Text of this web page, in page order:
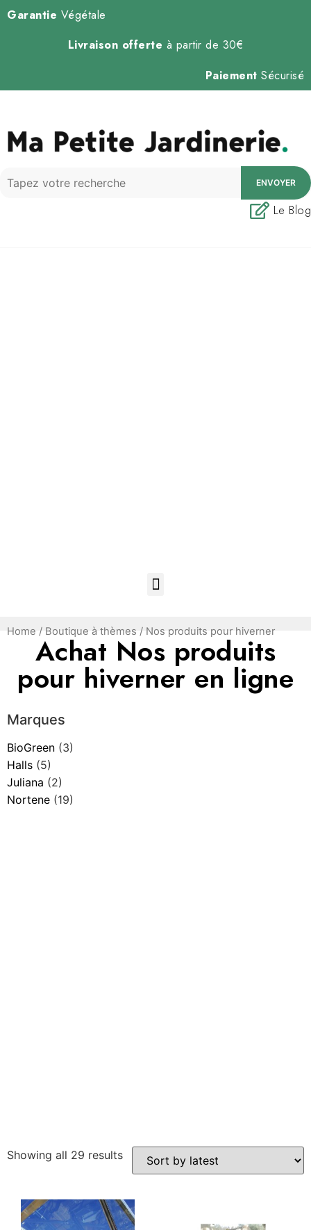
Garantie Végétale
Livraison offerte à partir de 30€
Paiement Sécurisé
ENVOYER
Le Blog
Home / Boutique à thèmes / Nos produits pour hiverner
Achat Nos produits
pour hiverner en ligne
Marques
BioGreen (3)
Halls (5)
Juliana (2)
Nortene (19)
Showing all 29 results